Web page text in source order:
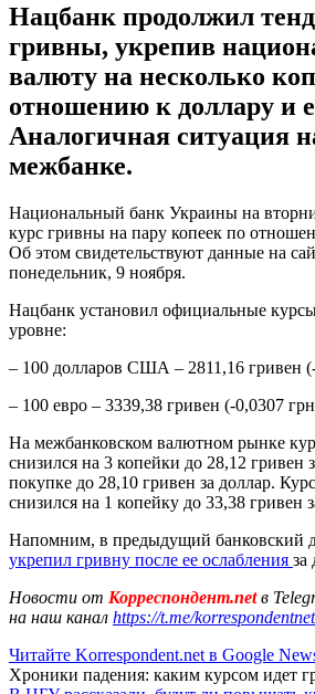
Нацбанк продолжил
гривны, укрепив
валюту на несколько
отношению к доллару и
Аналогичная ситуация
межбанке.
Национальный банк Украины на
курс гривны на пару копеек по
Об этом свидетельствуют данные на
понедельник, 9 ноября.
Нацбанк установил официальные
уровне:
– 100 долларов США – 2811,16 гривен
– 100 евро – 3339,38 гривен (-0,0307
На межбанковском валютном рынке
снизился на 3 копейки до 28,12 гривен
покупке до 28,10 гривен за доллар.
снизился на 1 копейку до 33,38 гривен
Напомним, в предыдущий банковский
укрепил гривну после ее ослабления за
Новости от Корреспондент.netв
на наш канал https://t.me/korrespondentnet
Читайте Korrespondent.net в Google
Хроники падения: каким курсом идет